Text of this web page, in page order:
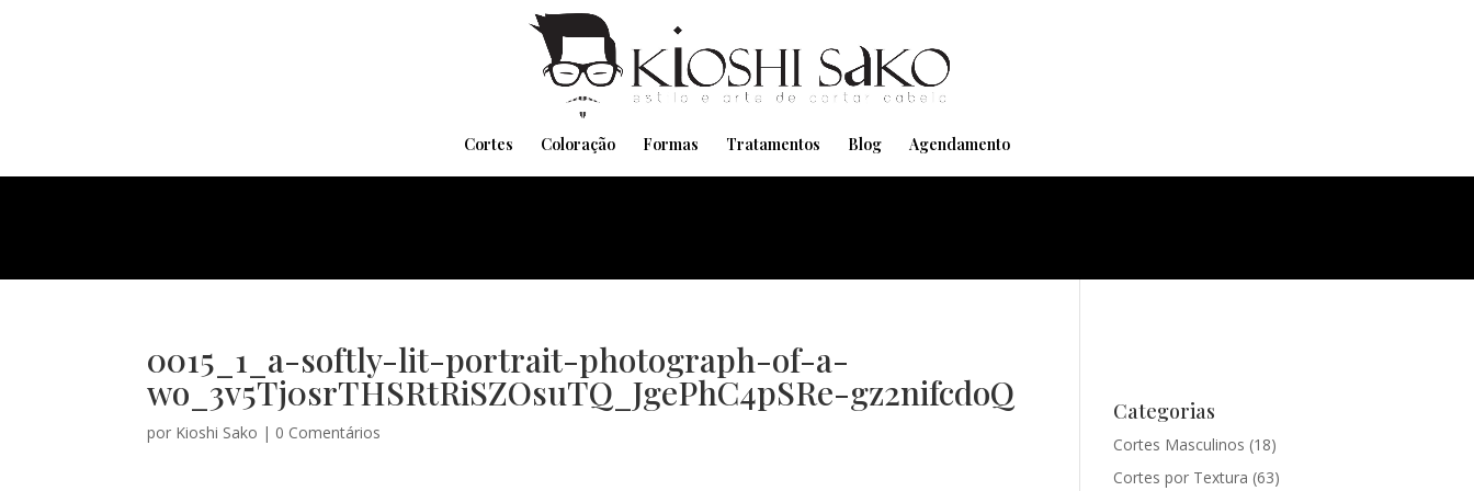
Cortes Coloração Formas Tratamentos Blog Agendamento
0015_1_a-softly-lit-portrait-photograph-of-a-
wo_3v5Tj0srTHSRtRiSZOsuTQ_JgePhC4pSRe-gz2nifcdoQ
por Kioshi Sako | 0 Comentários
Categorias
Cortes Masculinos (18)
Cortes por Textura (63)
Pensando em transformar seu Visual??
Agende pelo Whatsapp